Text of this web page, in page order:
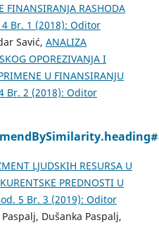
FINANSIRANJA RASHODA
Br. 1 (2018): Oditor
Savić, ANALIZA
OPOREZIVANJA I
U FINANSIRANJU
Br. 2 (2018): Oditor
LJUDSKIH RESURSA U
PREDNOSTI U
5 Br. 3 (2019): Oditor
Dušanka Paspalj,